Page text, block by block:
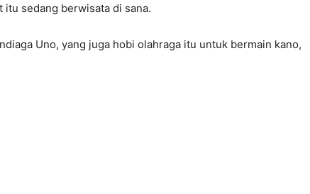
itu sedang berwisata di sana.
Uno, yang juga hobi olahraga itu untuk bermain kano,